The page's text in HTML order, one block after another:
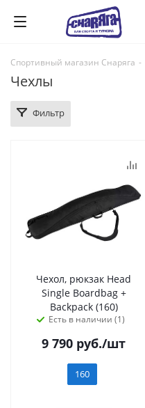
Спортивный магазин Снаряга -
Чехлы
Фильтр
Чехол, рюкзак Head
Single Boardbag +
Backpack (160)
Есть в наличии (1)
9 790 руб./шт
160